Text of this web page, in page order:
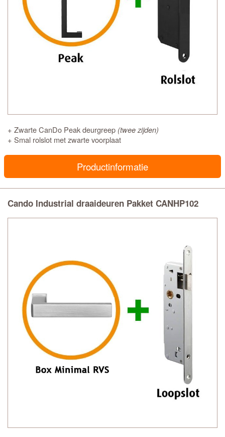
+ Zwarte CanDo Peak deurgreep (twee zijden)
+ Smal rolslot met zwarte voorplaat
Productinformatie
Cando Industrial draaideuren Pakket CANHP102